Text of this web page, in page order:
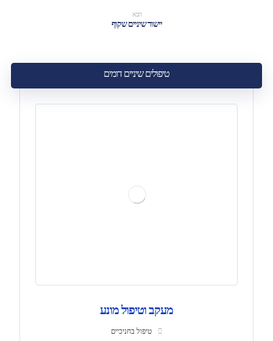
הבא
יישור שיניים שקוף
טיפולים שיניים דומים
מעקב וטיפול מונע
טיפול בחניכיים